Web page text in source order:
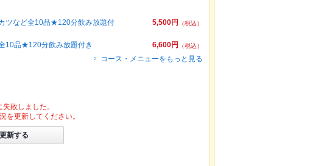
5,500円
（税込）
ツなど全10品★120分飲み放題付
6,600円
（税込）
10品★120分飲み放題付き
コース・メニューをもっと見る
敗しました。
を更新してください。
新する